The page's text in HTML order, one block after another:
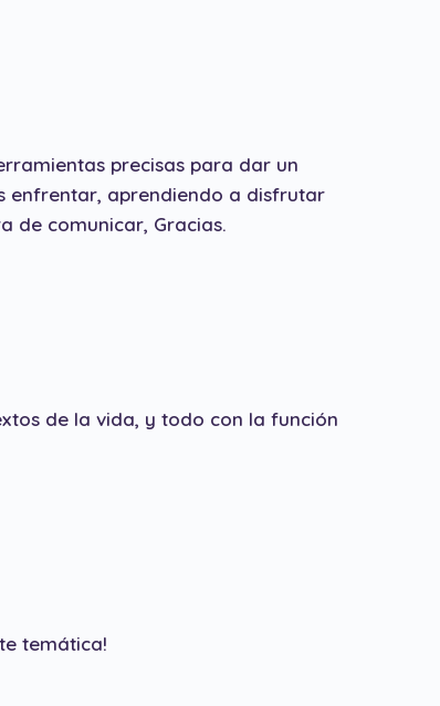
precisas para dar un
enfrentar, aprendiendo a disfrutar
de comunicar, Gracias.
de la vida, y todo con la función
temática!